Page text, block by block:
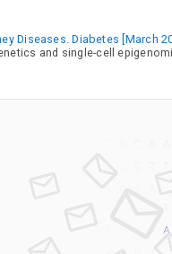
Diseases. Diabetes [March
and single-cell